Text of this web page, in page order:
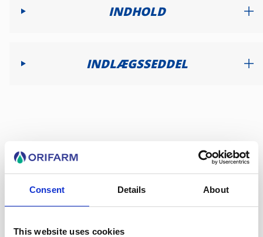
Consent Details About
This website uses cookies
INDHOLD
INDLÆGSSEDDEL
Brugervejledning
grundigt, og drik blandingen. Hvis du behandles for
opløse alle 8 breve i 1 liter vand.